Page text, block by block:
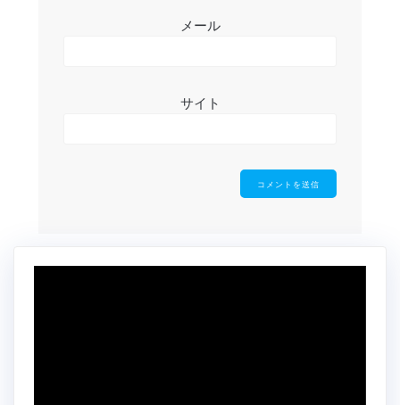
メール
サイト